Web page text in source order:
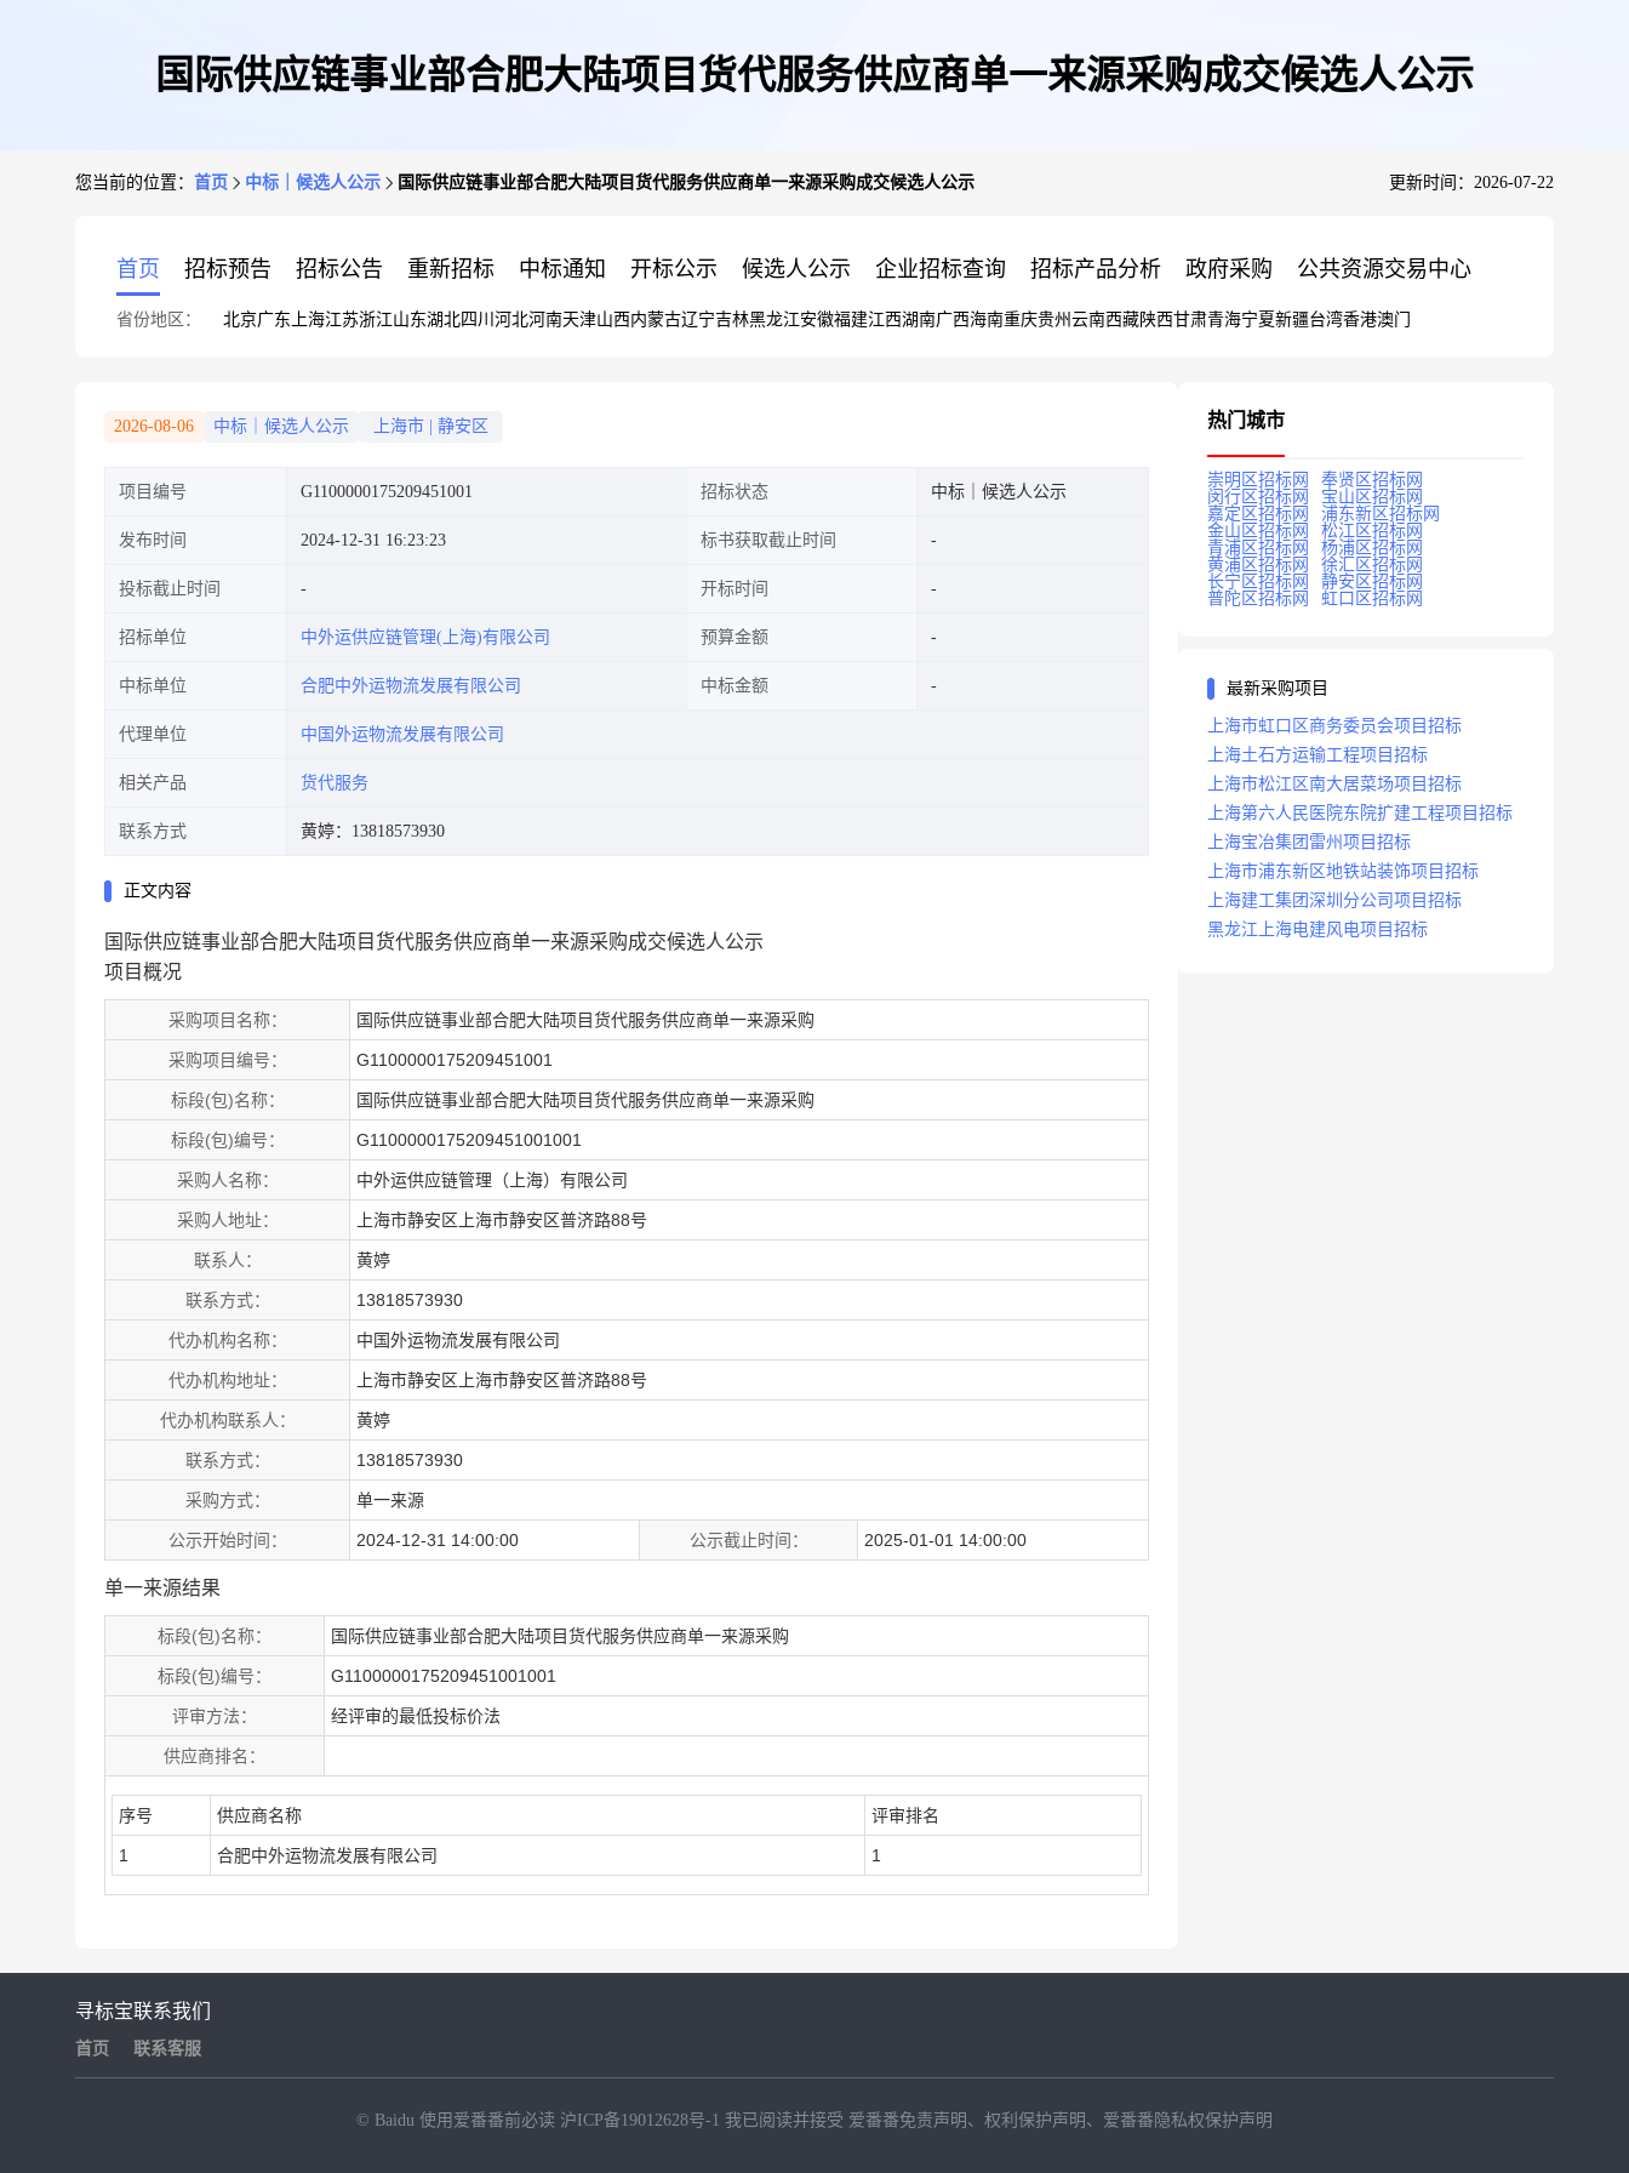
国际供应链事业部合肥大陆项目货代服务供应商单一来源采购成交候选人公示
您当前的位置： 首页 中标｜候选人公示 国际供应链事业部合肥大陆项目货代服务供应商单一来源采购成交候选人公示 更新时间：2026-07-22
首页 招标预告 招标公告 重新招标 中标通知 开标公示 候选人公示 企业招标查询 招标产品分析 政府采购 公共资源交易中心
省份地区： 北京广东 上海江苏浙江山东湖北四川 河北河南天津山西内蒙古辽宁吉林黑龙江安徽福建江西湖南广西海南重庆贵州 云南西藏陕西甘肃青海宁夏新疆台湾香港澳门
2026-08-06 中标｜候选人公示 上海市 静安区
项目编号 G1100000175209451001 招标状态 中标｜候选人公示
发布时间 2024-12-31 16:23:23 标书获取截止时间
投标截止时间 开标时间
招标单位 中外运供应链管理(上海)有限公司 预算金额
中标单位 合肥中外运物流发展有限公司 中标金额
代理单位 中国外运物流发展有限公司
相关产品 货代服务
联系方式 黄婷：13818573930
正文内容
国际供应链事业部合肥大陆项目货代服务供应商单一来源采购成交候选人公示
项目概况
采购项目名称： 国际供应链事业部合肥大陆项目货代服务供应商单一来源采购
采购项目编号： G1100000175209451001
标段(包)名称： 国际供应链事业部合肥大陆项目货代服务供应商单一来源采购
标段(包)编号： G1100000175209451001001
采购人名称： 中外运供应链管理（上海）有限公司
采购人地址： 上海市静安区上海市静安区普济路88号
联系人： 黄婷
联系方式： 13818573930
代办机构名称： 中国外运物流发展有限公司
代办机构地址： 上海市静安区上海市静安区普济路88号
代办机构联系人： 黄婷
联系方式： 13818573930
采购方式： 单一来源
公示开始时间： 2024-12-31 14:00:00 公示截止时间： 2025-01-01 14:00:00
单一来源结果
标段(包)名称： 国际供应链事业部合肥大陆项目货代服务供应商单一来源采购
标段(包)编号： G1100000175209451001001
评审方法： 经评审的最低投标价法
供应商排名：
序号 供应商名称 评审排名
1 合肥中外运物流发展有限公司 1
热门城市
崇明区招标网
奉贤区招标网
闵行区招标网
宝山区招标网
嘉定区招标网
浦东新区招标网
金山区招标网
松江区招标网
青浦区招标网
杨浦区招标网
黄浦区招标网
徐汇区招标网
长宁区招标网
静安区招标网
普陀区招标网
虹口区招标网
最新采购项目
上海市虹口区商务委员会项目招标
上海土石方运输工程项目招标
上海市松江区南大居菜场项目招标
上海第六人民医院东院扩建工程项目招标
上海宝冶集团雷州项目招标
上海市浦东新区地铁站装饰项目招标
上海建工集团深圳分公司项目招标
黑龙江上海电建风电项目招标
寻标宝
首页
联系我们
联系客服
© Baidu 使用爱番番前必读 沪ICP备19012628号-1 我已阅读并接受 爱番番免责声明 、 权利保护声明 、 爱番番隐私权保护声明